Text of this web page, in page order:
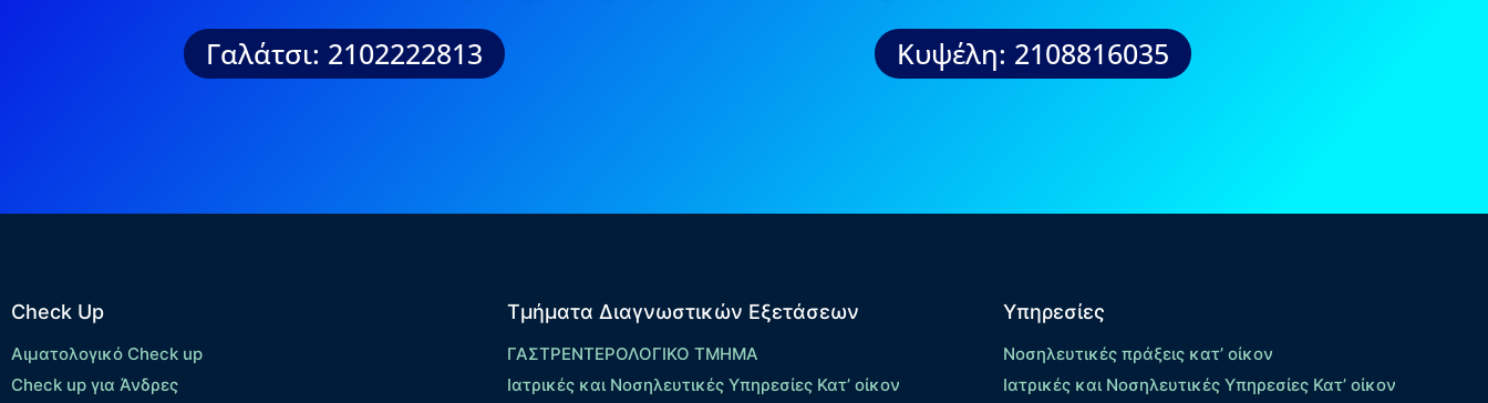
Γαλάτσι: 2102222813 Κυψέλη: 2108816035
Check Up
Αιματολογικό Check up
Check up για Άνδρες
Τμήματα Διαγνωστικών Εξετάσεων
ΓΑΣΤΡΕΝΤΕΡΟΛΟΓΙΚΟ ΤΜΗΜΑ
Ιατρικές και Νοσηλευτικές Υπηρεσίες Κατ’ οίκον
Υπηρεσίες
Νοσηλευτικές πράξεις κατ’ οίκον
Ιατρικές και Νοσηλευτικές Υπηρεσίες Κατ’ οίκον